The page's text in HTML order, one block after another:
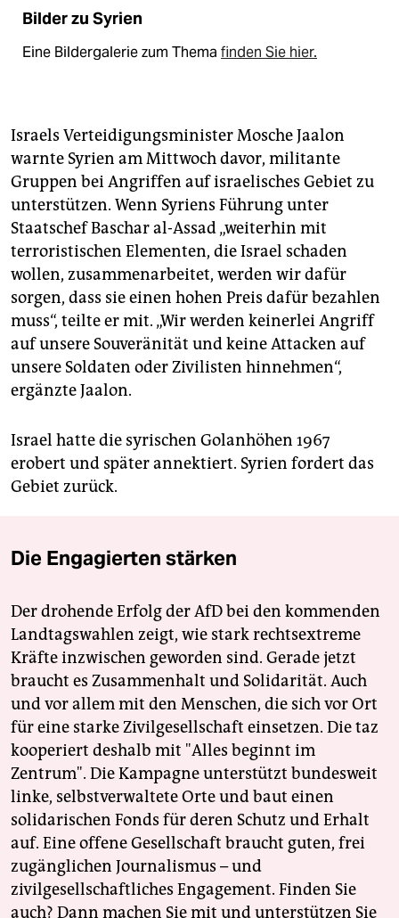
Bilder zu Syrien
Eine Bildergalerie zum Thema finden Sie hier.
Israels Verteidigungsminister Mosche Jaalon
warnte Syrien am Mittwoch davor, militante
Gruppen bei Angriffen auf israelisches Gebiet zu
unterstützen. Wenn Syriens Führung unter
Staatschef Baschar al-Assad „weiterhin mit
terroristischen Elementen, die Israel schaden
wollen, zusammenarbeitet, werden wir dafür
sorgen, dass sie einen hohen Preis dafür bezahlen
muss“, teilte er mit. „Wir werden keinerlei Angriff
auf unsere Souveränität und keine Attacken auf
unsere Soldaten oder Zivilisten hinnehmen“,
ergänzte Jaalon.
Israel hatte die syrischen Golanhöhen 1967
erobert und später annektiert. Syrien fordert das
Gebiet zurück.
Die Engagierten stärken
Der drohende Erfolg der AfD bei den kommenden
Landtagswahlen zeigt, wie stark rechtsextreme
Kräfte inzwischen geworden sind. Gerade jetzt
braucht es Zusammenhalt und Solidarität. Auch
und vor allem mit den Menschen, die sich vor Ort
für eine starke Zivilgesellschaft einsetzen. Die taz
kooperiert deshalb mit "Alles beginnt im
Zentrum". Die Kampagne unterstützt bundesweit
linke, selbstverwaltete Orte und baut einen
solidarischen Fonds für deren Schutz und Erhalt
auf. Eine offene Gesellschaft braucht guten, frei
zugänglichen Journalismus – und
zivilgesellschaftliches Engagement. Finden Sie
auch? Dann machen Sie mit und unterstützen Sie